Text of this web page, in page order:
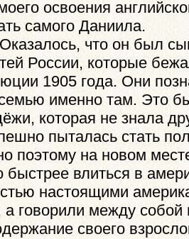
освоения
самого Даниила.
что он был
России, которые
1905 года. Они
именно там. Это
которая не знала
пыталась стать
поэтому на новом
влиться в
настоящими
а говорили между собой
своего